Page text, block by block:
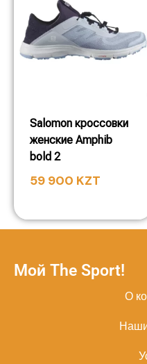
Salomon кроссовки
женские Amphib
bold 2
59 900 KZT
Мой The Sport!
О